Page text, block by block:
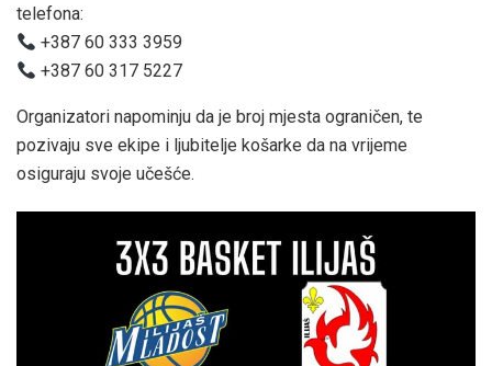
telefona:
+387 60 333 3959
+387 60 317 5227
Organizatori napominju da je broj mjesta ograničen, te
pozivaju sve ekipe i ljubitelje košarke da na vrijeme
osiguraju svoje učešće.